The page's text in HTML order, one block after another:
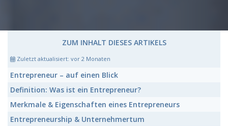
ZUM INHALT DIESES ARTIKELS
Zuletzt aktualisiert: vor 2 Monaten
Entrepreneur – auf einen Blick
Definition: Was ist ein Entrepreneur?
Merkmale & Eigenschaften eines Entrepreneurs
Entrepreneurship & Unternehmertum